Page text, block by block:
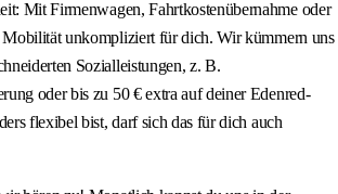
Mit Firmenwagen, Fahrtkostenübernahme oder
Mobilität unkompliziert für dich. Wir kümmern uns
Sozialleistungen, z. B.
oder bis zu 50 € extra auf deiner Edenred-
flexibel bist, darf sich das für dich auch